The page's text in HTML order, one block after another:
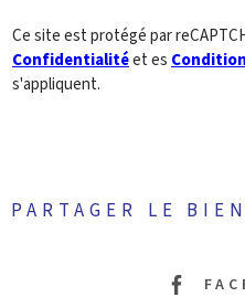
Ce site est protégé par
Confidentialitéet es
s'appliquent.
PARTAGER LE BIEN